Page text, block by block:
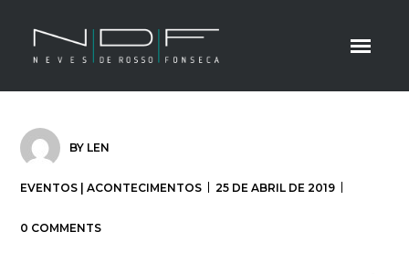
BY LEN
EVENTOS | ACONTECIMENTOS 25 DE ABRIL DE 2019
0 COMMENTS